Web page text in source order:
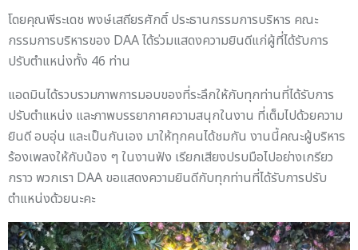
โดยคุณพีระเดช พงษ์เสถียรศักดิ์ ประธานกรรมการบริหาร คณะ
กรรมการบริหารของ DAA ได้ร่วมแสดงความยินดีแก่ผู้ที่ได้รับการ
ปรับตำแหน่งทั้ง 46 ท่าน
แอดมินได้รวบรวมภาพการมอบของที่ระลึกให้กับทุกท่านที่ได้รับการ
ปรับตำแหน่ง และภาพบรรยากาศความสนุกในงาน ที่เต็มไปด้วยความ
ยินดี อบอุ่น และเป็นกันเอง มาให้ทุกคนได้ชมกัน งานนี้คณะผู้บริหาร
ร้องเพลงให้กับน้อง ๆ ในงานฟัง เรียกเสียงปรบมือไปอย่างเกรียว
กราว พวกเรา DAA ขอแสดงความยินดีกับทุกท่านที่ได้รับการปรับ
ตำแหน่งด้วยนะคะ